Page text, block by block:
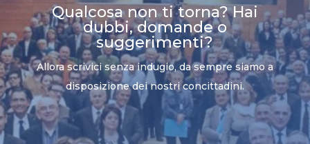
Qualcosa non ti torna? Hai
dubbi, domande o
suggerimenti?
Allora scrivici senza indugio, da sempre siamo a
disposizione dei nostri concittadini.